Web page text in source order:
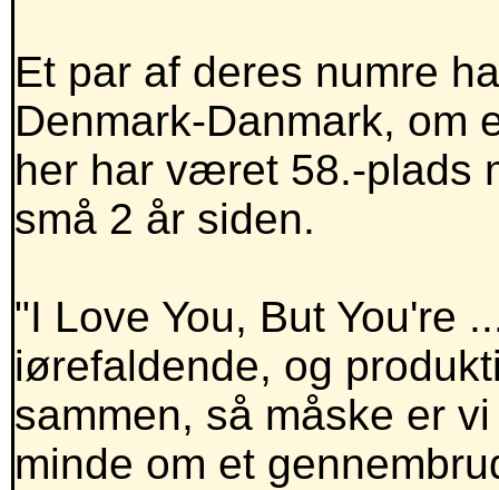
Et par af deres numre
Denmark-Danmark, om
her har været 58.-plads
små 2 år siden.
"I Love You, But You're
iørefaldende, og
sammen, så måske er
minde om et